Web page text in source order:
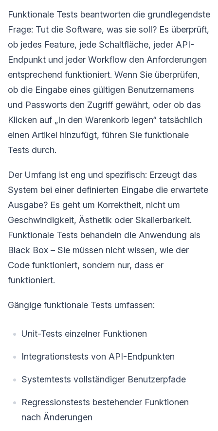
Funktionale Tests beantworten die grundlegendste
Frage: Tut die Software, was sie soll? Es überprüft,
ob jedes Feature, jede Schaltfläche, jeder API-
Endpunkt und jeder Workflow den Anforderungen
entsprechend funktioniert. Wenn Sie überprüfen,
ob die Eingabe eines gültigen Benutzernamens
und Passworts den Zugriff gewährt, oder ob das
Klicken auf „In den Warenkorb legen“ tatsächlich
einen Artikel hinzufügt, führen Sie funktionale
Tests durch.
Der Umfang ist eng und spezifisch: Erzeugt das
System bei einer definierten Eingabe die erwartete
Ausgabe? Es geht um Korrektheit, nicht um
Geschwindigkeit, Ästhetik oder Skalierbarkeit.
Funktionale Tests behandeln die Anwendung als
Black Box – Sie müssen nicht wissen, wie der
Code funktioniert, sondern nur, dass er
funktioniert.
Gängige funktionale Tests umfassen:
Unit-Tests einzelner Funktionen
Integrationstests von API-Endpunkten
Systemtests vollständiger Benutzerpfade
Regressionstests bestehender Funktionen
nach Änderungen